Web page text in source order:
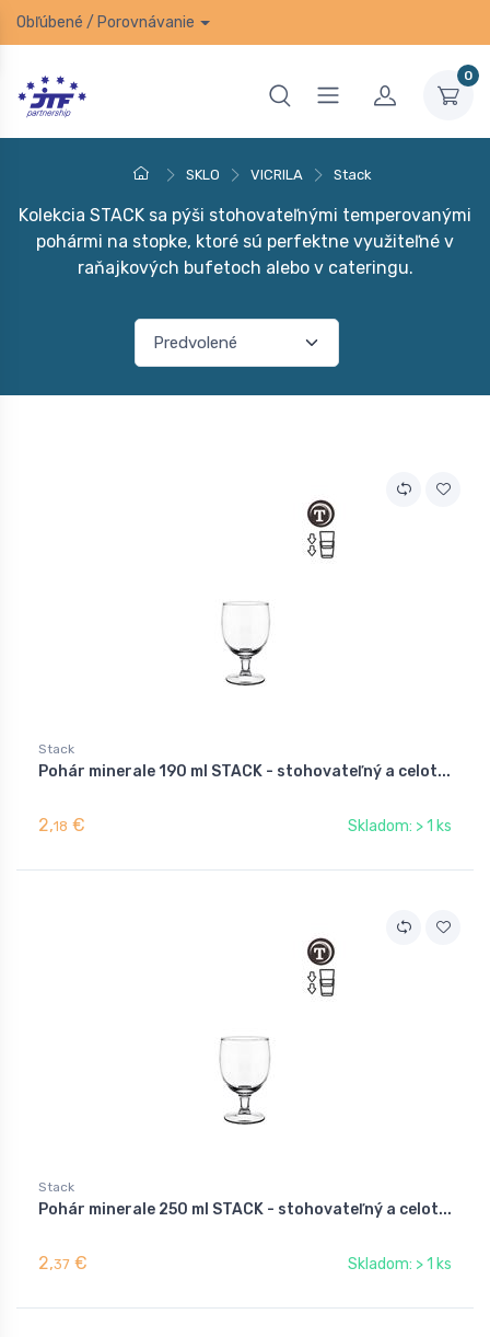
Obľúbené / Porovnávanie
0
SKLO VICRILA Stack
Kolekcia STACK sa pýši stohovateľnými temperovanými
pohármi na stopke, ktoré sú perfektne využiteľné v
raňajkových bufetoch alebo v cateringu.
Stack
Pohár minerale 190 ml STACK - stohovateľný a celot...
2,18 € Skladom: > 1 ks
Stack
Pohár minerale 250 ml STACK - stohovateľný a celot...
2,37 € Skladom: > 1 ks